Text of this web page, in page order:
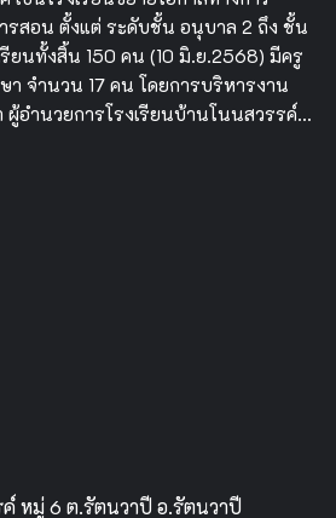
รสอน ตั้งแต่ ระดับชั้น อนุบาล 2 ถึง ชั้น
นทั้งสิ้น 150 คน (10 มิ.ย.2568) มีครู
า จำนวน 17 คน โดยการบริหารงาน
อำนวยการโรงเรียนบ้านโนนสวรรค์…
หมู่ 6 ต.รัตนวาปี อ.รัตนวาปี